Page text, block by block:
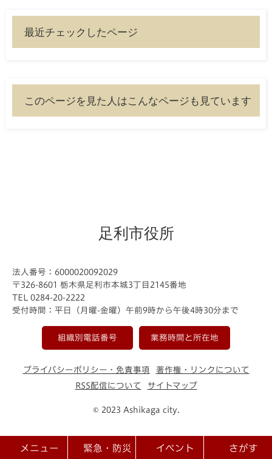
最近チェックしたページ
このページを見た人はこんなページも見ています
足利市役所
法人番号：6000020092029
〒326-8601 栃木県足利市本城3丁目2145番地
TEL 0284-20-2222
受付時間：平日（月曜-金曜）午前9時から午後4時30分まで
組織別電話番号 業務時間と所在地
プライバシーポリシー・免責事項
著作権・リンクについて
RSS配信について
サイトマップ
© 2023 Ashikaga city.
メニュー 緊急・防災 イベント さがす